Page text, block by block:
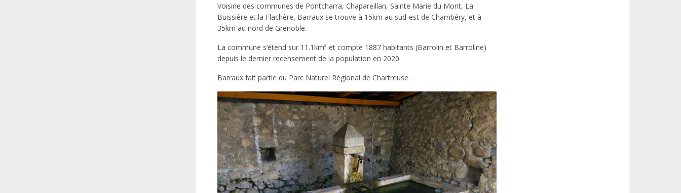
Voisine des communes de Pontcharra, Chapareillan, Sainte Marie du Mont, La
Buissière et la Flachère, Barraux se trouve à 15km au sud-est de Chambéry, et à
35km au nord de Grenoble.
La commune s’étend sur 11.1km² et compte 1887 habitants (Barrolin et Barroline)
depuis le dernier recensement de la population en 2020.
Barraux fait partie du Parc Naturel Régional de Chartreuse.